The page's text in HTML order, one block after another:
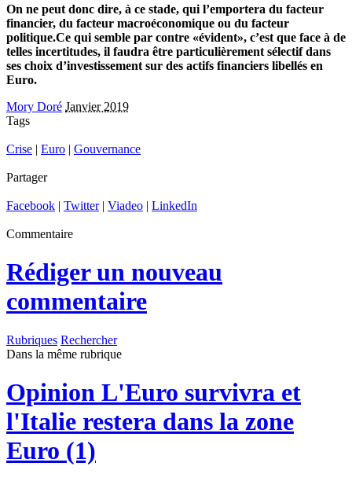
On ne peut donc dire, à ce stade, qui l’emportera du facteur
financier, du facteur macroéconomique ou du facteur
politique.Ce qui semble par contre «évident», c’est que face à de
telles incertitudes, il faudra être particulièrement sélectif dans
ses choix d’investissement sur des actifs financiers libellés en
Euro.
Mory Doré Janvier 2019
Tags
Crise | Euro | Gouvernance
Partager
Facebook | Twitter| Viadeo | LinkedIn
Commentaire
Rédiger un nouveau
commentaire
Rubriques Rechercher
Dans la même rubrique
Opinion L'Euro survivra et
l'Italie restera dans la zone
Euro (1)